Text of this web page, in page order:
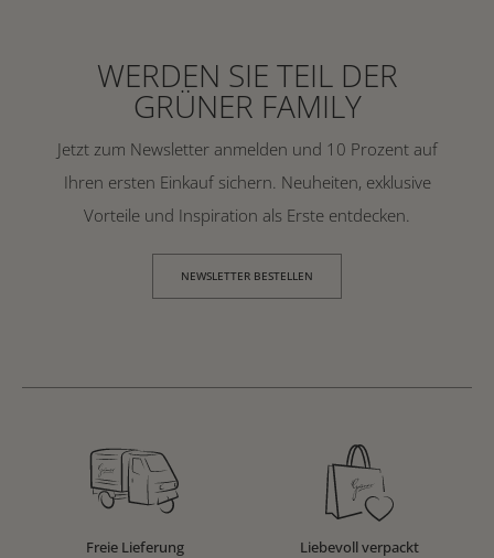
WERDEN SIE TEIL DER
GRÜNER FAMILY
Jetzt zum Newsletter anmelden und 10 Prozent auf
Ihren ersten Einkauf sichern. Neuheiten, exklusive
Vorteile und Inspiration als Erste entdecken.
NEWSLETTER BESTELLEN
Freie Lieferung
Liebevoll verpackt